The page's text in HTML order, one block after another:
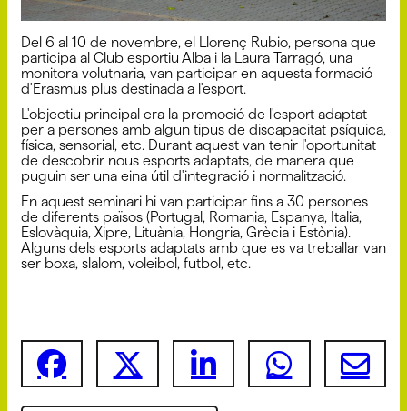
Del 6 al 10 de novembre, el Llorenç Rubio, persona que
participa al Club esportiu Alba i la Laura Tarragó, una
monitora volutnaria, van participar en aquesta formació
d'Erasmus plus destinada a l'esport.
L'objectiu principal era la promoció de l'esport adaptat
per a persones amb algun tipus de discapacitat psíquica,
física, sensorial, etc. Durant aquest van tenir l'oportunitat
de descobrir nous esports adaptats, de manera que
puguin ser una eina útil d'integració i normalització.
En aquest seminari hi van participar fins a 30 persones
de diferents països (Portugal, Romania, Espanya, Italia,
Eslovàquia, Xipre, Lituània, Hongria, Grècia i Estònia).
Alguns dels esports adaptats amb que es va treballar van
ser boxa, slalom, voleibol, futbol, etc.